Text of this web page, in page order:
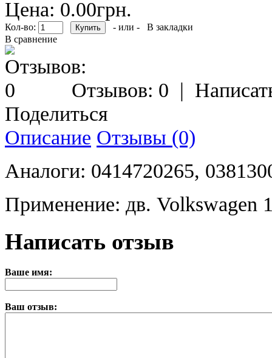
Цена: 0.00грн.
Кол-во: - или -
В закладки
В сравнение
Отзывов: 0 |
Поделиться
Описание Отзывы (0)
Аналоги: 0414720265,
Применение: дв. Volkswagen
Написать отзыв
Ваше имя:
Ваш отзыв: